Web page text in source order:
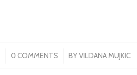
0 COMMENTS
/ BYVILDANA MUJKIC